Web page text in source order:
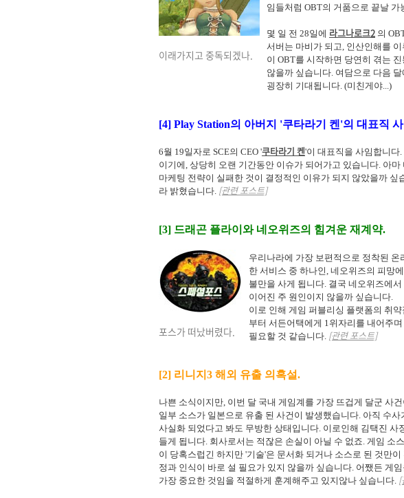
이래가지고 중독되겠나.
임들처럼 OBT의 거품으로 끝날 가
몇 일 전 28일에 라그나로크2 의
서버는 마비가 되고, 인산인해를
이 OBT를 시작하면 당연히 겪는
않을까 싶습니다. 여담으로 다음
굉장히 기대됩니다. (미친게야...)
[4] Play Station의 아버지 '쿠타라기 켄'의 대표직
6월 19일자로 SCE의 CEO '쿠타라기 켄'이 대표직을 사임합니다
이기에, 상당히 오랜 기간동안 이슈가 되어가고 있습니다. 아
마케팅 전략이 실패한 것이 결정적인 이유가 되지 않았을까
라 밝혔습니다. [관련 포스트]
[3] 드래곤 플라이와 네오위즈의 힘겨운 재계약.
포스가 떠났버렸다.
우리나라에 가장 보편적으로 정착된
한 서비스 중 하나인, 네오위즈의 피망
불만을 사게 됩니다. 결국 네오위즈에
이어진 주 원인이지 않을까 싶습니다.
이로 인해 게임 퍼블리싱 플랫폼의 취
부터 서든어택에게 1위자리를 내어주
필요할 것 같습니다. [관련 포스트]
[2] 리니지3 해외 유출 의혹설.
나쁜 소식이지만, 이번 달 국내 게임계를 가장 뜨겁게 달군 사
일부 소스가 일본으로 유출 된 사건이 발생했습니다. 아직 수
사실화 되었다고 봐도 무방한 상태입니다. 이로인해 김택진
들게 됩니다. 회사로서는 적잖은 손실이 아닐 수 없죠. 게임 소
이 당혹스럽긴 하지만 '기술'은 문서화 되거나 소스로 된 것만
정과 인식이 바로 설 필요가 있지 않을까 싶습니다. 어쨌든 게
가장 중요한 것임을 적절하게 훈계해주고 있지않나 싶습니다. [